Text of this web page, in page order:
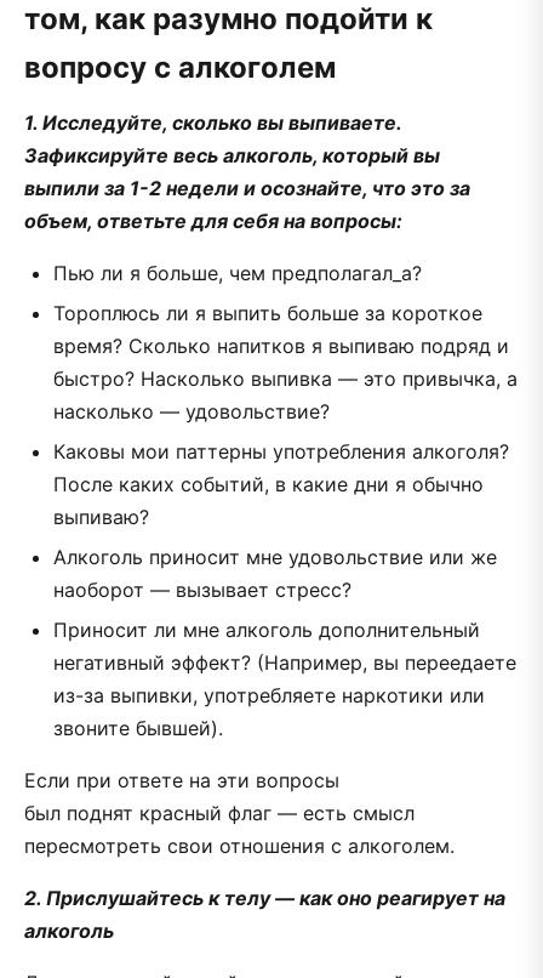
том, как разумно подойти к
вопросу с алкоголем
1. Исследуйте, сколько вы выпиваете.
Зафиксируйте весь алкоголь, который вы
выпили за 1-2 недели и осознайте, что это за
объем, ответьте для себя на вопросы:
Пью ли я больше, чем предполагал_а?
Тороплюсь ли я выпить больше за короткое
время? Сколько напитков я выпиваю подряд и
быстро? Насколько выпивка — это привычка, а
насколько — удовольствие?
Каковы мои паттерны употребления алкоголя?
После каких событий, в какие дни я обычно
выпиваю?
Алкоголь приносит мне удовольствие или же
наоборот — вызывает стресс?
Приносит ли мне алкоголь дополнительный
негативный эффект? (Например, вы переедаете
из-за выпивки, употребляете наркотики или
звоните бывшей).
Если при ответе на эти вопросы
был поднят красный флаг — есть смысл
пересмотреть свои отношения с алкоголем.
2. Прислушайтесь к телу — как оно реагирует на
алкоголь